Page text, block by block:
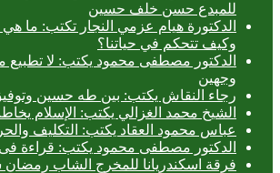
للمبدع حسن خلف حسين
الدكتورة هيام عزمي النجار تكتب: ما هي
وكيف تتحكم في حياتنا؟
الدكتور مصطفى محمود يكتب: لا
وجهين
رجاء النقاش يكتب: بين طه حسين
الشيخ محمد الغزالي يكتب: الإسلام
عباس محمود العقاد يكتب: التكليف
الدكتور مصطفى محمود يكتب: قراءة فى
فرقة اسكندريانا للمخرج الشاب